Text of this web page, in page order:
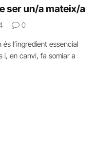
ser un/a mateix/a
0
l’ingredient essencial
i, en canvi, fa somiar a